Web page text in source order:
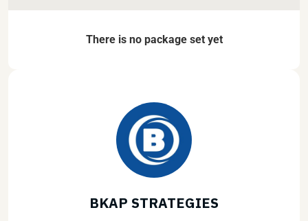
There is no package set yet
BKAP STRATEGIES